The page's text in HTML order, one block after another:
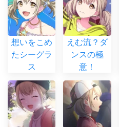
想いをこめ
たシーグラ
ス
えむ流？ダ
ンスの極
意！